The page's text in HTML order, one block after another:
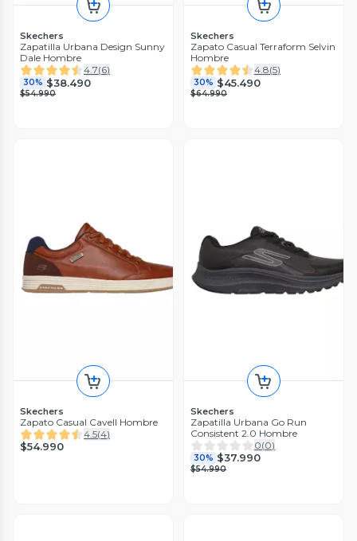
Skechers
Zapatilla Urbana Design Sunny
Dale Hombre
4.7(6)
30% $38.490
$54.990
Skechers
Zapato Casual Terraform Selvin
Hombre
4.8(5)
30% $45.490
$64.990
Skechers
Zapato Casual Cavell Hombre
4.5(4)
$54.990
Skechers
Zapatilla Urbana Go Run
Consistent 2.0 Hombre
0(0)
30% $37.990
$54.990